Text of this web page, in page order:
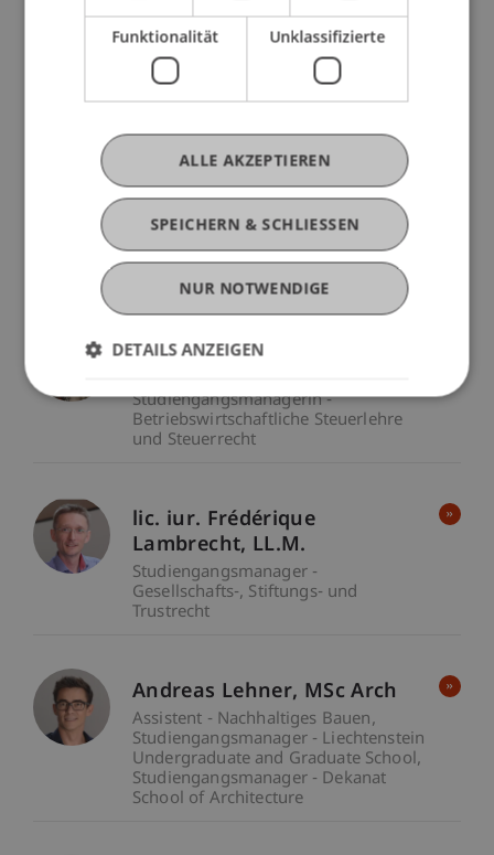
Dipl. Kff. Nadja Dobler
Studiengangsmanagerin - Bank- und
Finanzmarktrecht
MarcoEsposito MSc.
Wissenschaftlicher Assistent -
Innovation Studiengangsmanager -
Information Systems und Digital
Innovation
B.A. Sylvia Gründig-
Studiengangsmanagerin -
Betriebswirtschaftliche Steuerlehre
und Steuerrecht
lic. iur. Frédérique
Lambrecht LL.M.
Studiengangsmanager -
Gesellschafts-, Stiftungs- und
Trustrecht
Andreas Lehner MSc Arch
Assistent - Nachhaltiges Bauen
Studiengangsmanager - Liechtenstein
Undergraduate and Graduate School
Studiengangsmanager - Dekanat
School of Architecture
Funktionalität Unklassifizierte
SPEICHERN & SCHLIESSEN
ALLE AKZEPTIEREN
NUR NOTWENDIGE
DETAILS ANZEIGEN